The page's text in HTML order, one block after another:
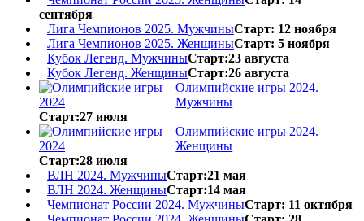
сентября
Лига Чемпионов 2025. МужчиныСтарт: 12 ноября
Лига Чемпионов 2025. ЖенщиныСтарт: 5 ноября
Кубок Легенд. МужчиныСтарт:23 августа
Кубок Легенд. ЖенщиныСтарт:26 августа
Олимпийские игры 2024.
Мужчины
Старт:27 июля
Олимпийские игры 2024.
Женщины
Старт:28 июля
ВЛН 2024. МужчиныСтарт:21 мая
ВЛН 2024. ЖенщиныСтарт:14 мая
Чемпионат России 2024. МужчиныСтарт: 11 октября